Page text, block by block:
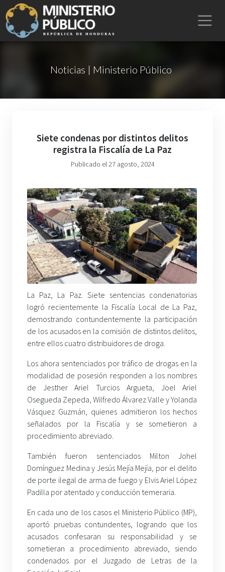
Noticias | Ministerio Público
Siete condenas por distintos delitos
registra la Fiscalía de La Paz
Publicado el 27 agosto, 2024
La Paz, La Paz. Siete sentencias condenatorias
logró recientemente la Fiscalía Local de La Paz,
demostrando contundentemente la participación
de los acusados en la comisión de distintos delitos,
entre ellos cuatro distribuidores de droga.
Los ahora sentenciados por tráfico de drogas en la
modalidad de posesión responden a los nombres
de Jesther Ariel Turcios Argueta, Joel Ariel
Osegueda Zepeda, Wilfredo Álvarez Valle y Yolanda
Vásquez Guzmán, quienes admitieron los hechos
señalados por la Fiscalía y se sometieron a
procedimiento abreviado.
También fueron sentenciados Milton Johel
Domínguez Medina y Jesús Mejía Mejía, por el delito
de porte ilegal de arma de fuego y Elvis Ariel López
Padilla por atentado y conducción temeraria.
En cada uno de los casos el Ministerio Público (MP),
aportó pruebas contundentes, logrando que los
acusados confesaran su responsabilidad y se
sometieran a procedimiento abreviado, siendo
condenados por el Juzgado de Letras de la